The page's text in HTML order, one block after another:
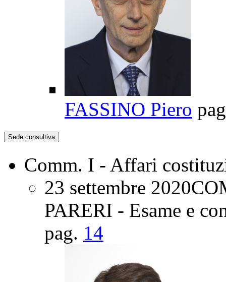
FASSINO Piero
Sede consultiva
Comm. I - Affari
23 settembre 2020
PARERI - Esame e
pag. 14